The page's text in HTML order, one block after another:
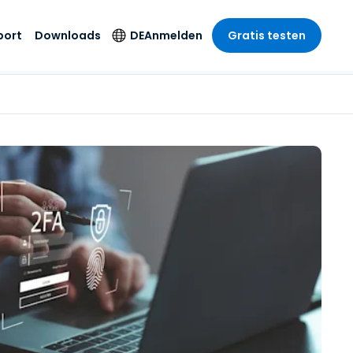
SSO
Endpunkterkennung
und -reaktion
Foxpass Wi-Fi Zugriff
und Kontrolle
Sicherer Zero-Trust-
Arbeitsbereich
Shield (Anti-Betrug)
Alle Produkte
Unterhaltung
und
Sektor
und Design
& Buchhaltung
Unterhaltung
anzeigen
Downloads DE
Español
Français
Italiano
Nederlands
Português
简体中文
繁體中文
Anmelden Gratis testen